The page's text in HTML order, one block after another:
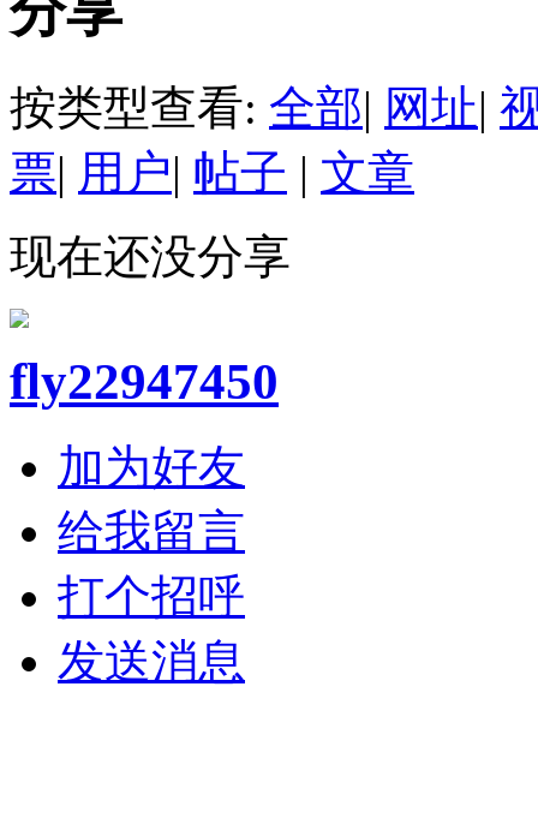
按类型查看: 全部| 网址|
票| 用户| 帖子 | 文章
现在还没分享
fly22947450
加为好友
给我留言
打个招呼
发送消息